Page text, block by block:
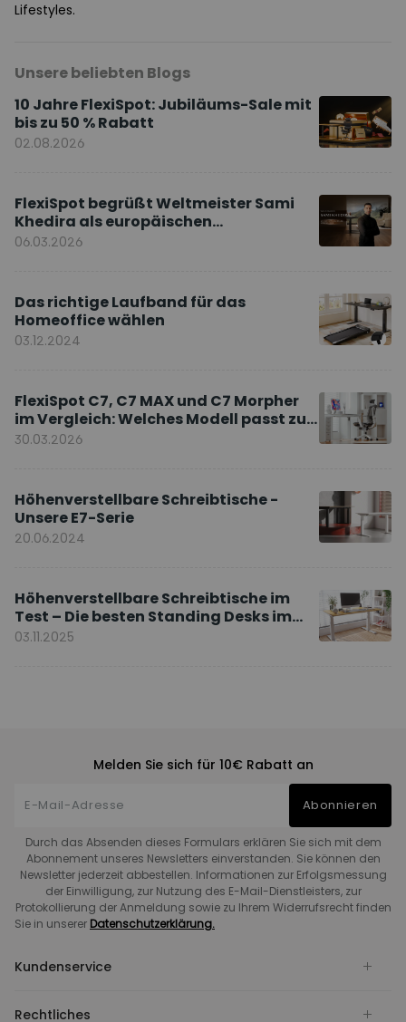
Lifestyles.
Unsere beliebten Blogs
10 Jahre FlexiSpot: Jubiläums-Sale mit
bis zu 50 % Rabatt
02.08.2026
FlexiSpot begrüßt Weltmeister Sami
Khedira als europäischen
Markenbotschafter
06.03.2026
Das richtige Laufband für das
Homeoffice wählen
03.12.2024
FlexiSpot C7, C7 MAX und C7 Morpher
im Vergleich: Welches Modell passt zu
Ihnen?
30.03.2026
Höhenverstellbare Schreibtische -
Unsere E7-Serie
20.06.2024
Höhenverstellbare Schreibtische im
Test – Die besten Standing Desks im
Vergleich
03.11.2025
Melden Sie sich für 10€ Rabatt an
Abonnieren
Durch das Absenden dieses Formulars erklären Sie sich mit dem
Abonnement unseres Newsletters einverstanden. Sie können den
Newsletter jederzeit abbestellen. Informationen zur Erfolgsmessung
der Einwilligung, zur Nutzung des E-Mail-Dienstleisters, zur
Protokollierung der Anmeldung sowie zu Ihrem Widerrufsrecht finden
Sie in unserer Datenschutzerklärung.
Kundenservice
Rechtliches